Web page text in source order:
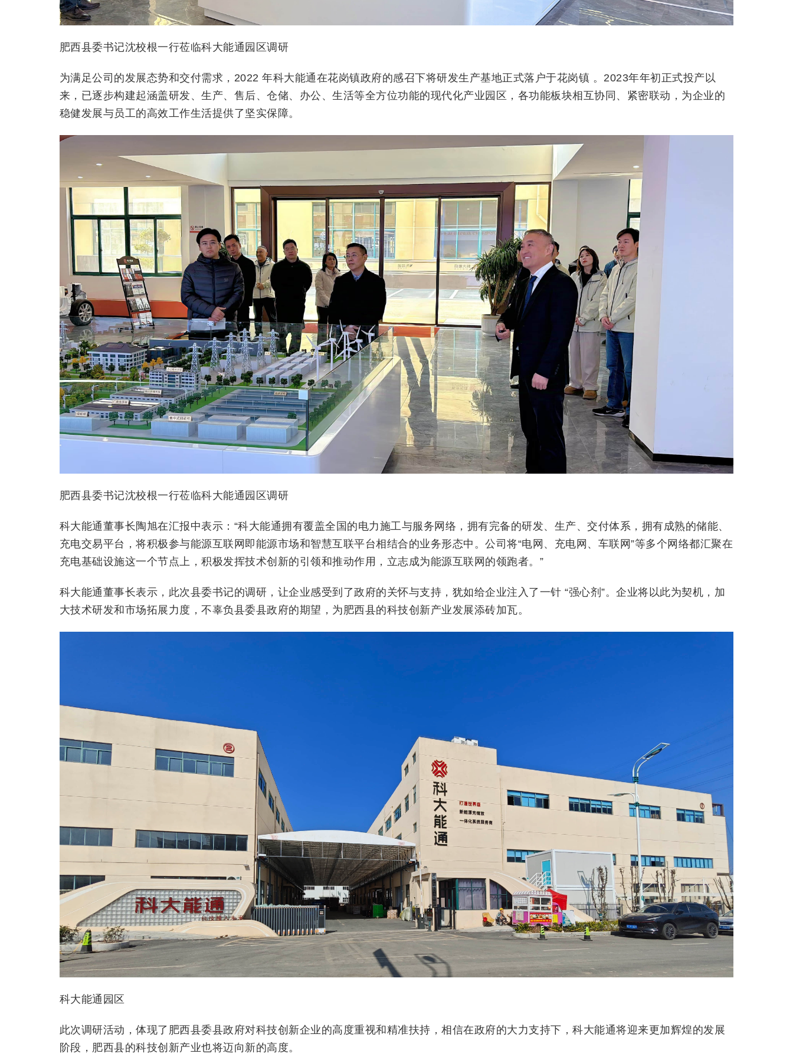
肥西县委书记沈校根一行莅临科大能通园区调研
为满足公司的发展态势和交付需求，2022 年科大能通在花岗镇政府的感召下将研发生产基地正式落户于花岗镇 。2023年年初正式投产以
来，已逐步构建起涵盖研发、生产、售后、仓储、办公、生活等全方位功能的现代化产业园区，各功能板块相互协同、紧密联动，为企业的
稳健发展与员工的高效工作生活提供了坚实保障。
肥西县委书记沈校根一行莅临科大能通园区调研
科大能通董事长陶旭在汇报中表示：“科大能通拥有覆盖全国的电力施工与服务网络，拥有完备的研发、生产、交付体系，拥有成熟的储能、
充电交易平台，将积极参与能源互联网即能源市场和智慧互联平台相结合的业务形态中。公司将“电网、充电网、车联网”等多个网络都汇聚在
充电基础设施这一个节点上，积极发挥技术创新的引领和推动作用，立志成为能源互联网的领跑者。”
科大能通董事长表示，此次县委书记的调研，让企业感受到了政府的关怀与支持，犹如给企业注入了一针 “强心剂”。企业将以此为契机，加
大技术研发和市场拓展力度，不辜负县委县政府的期望，为肥西县的科技创新产业发展添砖加瓦。
科大能通园区
此次调研活动，体现了肥西县委县政府对科技创新企业的高度重视和精准扶持，相信在政府的大力支持下，科大能通将迎来更加辉煌的发展
阶段，肥西县的科技创新产业也将迈向新的高度。